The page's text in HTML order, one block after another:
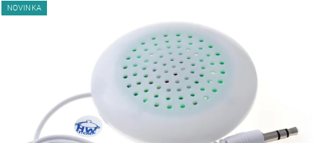
NOVINKA